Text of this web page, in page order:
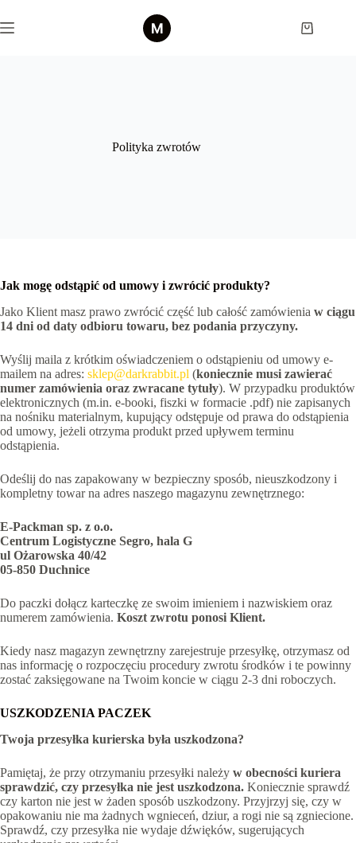
do
treści
Koszyk
Polityka zwrotów
Jak mogę odstąpić od umowy i zwrócić produkty?
Jako Klient masz prawo zwrócić część lub całość zamówienia w ciągu
14 dni od daty odbioru towaru, bez podania przyczyny.
Wyślij maila z krótkim oświadczeniem o odstąpieniu od umowy e-
mailem na adres: sklep@darkrabbit.pl (koniecznie musi zawierać
numer zamówienia oraz zwracane tytuły). W przypadku produktów
elektronicznych (m.in. e-booki, fiszki w formacie .pdf) nie zapisanych
na nośniku materialnym, kupujący odstępuje od prawa do odstąpienia
od umowy, jeżeli otrzyma produkt przed upływem terminu
odstąpienia.
Odeślij do nas zapakowany w bezpieczny sposób, nieuszkodzony i
kompletny towar na adres naszego magazynu zewnętrznego:
E-Packman sp. z o.o.
Centrum Logistyczne Segro, hala G
ul Ożarowska 40/42
05-850 Duchnice
Do paczki dołącz karteczkę ze swoim imieniem i nazwiskiem oraz
numerem zamówienia. Koszt zwrotu ponosi Klient.
Kiedy nasz magazyn zewnętrzny zarejestruje przesyłkę, otrzymasz od
nas informację o rozpoczęciu procedury zwrotu środków i te powinny
zostać zaksięgowane na Twoim koncie w ciągu 2-3 dni roboczych.
USZKODZENIA PACZEK
Twoja przesyłka kurierska była uszkodzona?
Pamiętaj, że przy otrzymaniu przesyłki należy w obecności kuriera
sprawdzić, czy przesyłka nie jest uszkodzona. Koniecznie sprawdź
czy karton nie jest w żaden sposób uszkodzony. Przyjrzyj się, czy w
opakowaniu nie ma żadnych wgnieceń, dziur, a rogi nie są zgniecione.
Sprawdź, czy przesyłka nie wydaje dźwięków, sugerujących